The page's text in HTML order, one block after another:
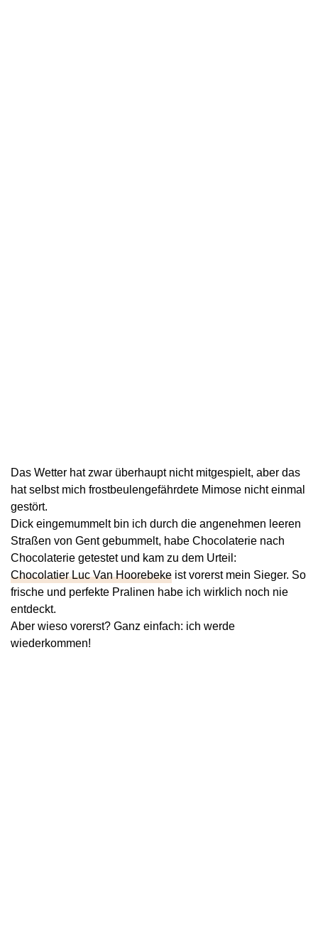
Das Wetter hat zwar überhaupt nicht mitgespielt, aber das
hat selbst mich frostbeulengefährdete Mimose nicht einmal
gestört.
Dick eingemummelt bin ich durch die angenehmen leeren
Straßen von Gent gebummelt, habe Chocolaterie nach
Chocolaterie getestet und kam zu dem Urteil:
Chocolatier Luc Van Hoorebeke ist vorerst mein Sieger. So
frische und perfekte Pralinen habe ich wirklich noch nie
entdeckt.
Aber wieso vorerst? Ganz einfach: ich werde
wiederkommen!